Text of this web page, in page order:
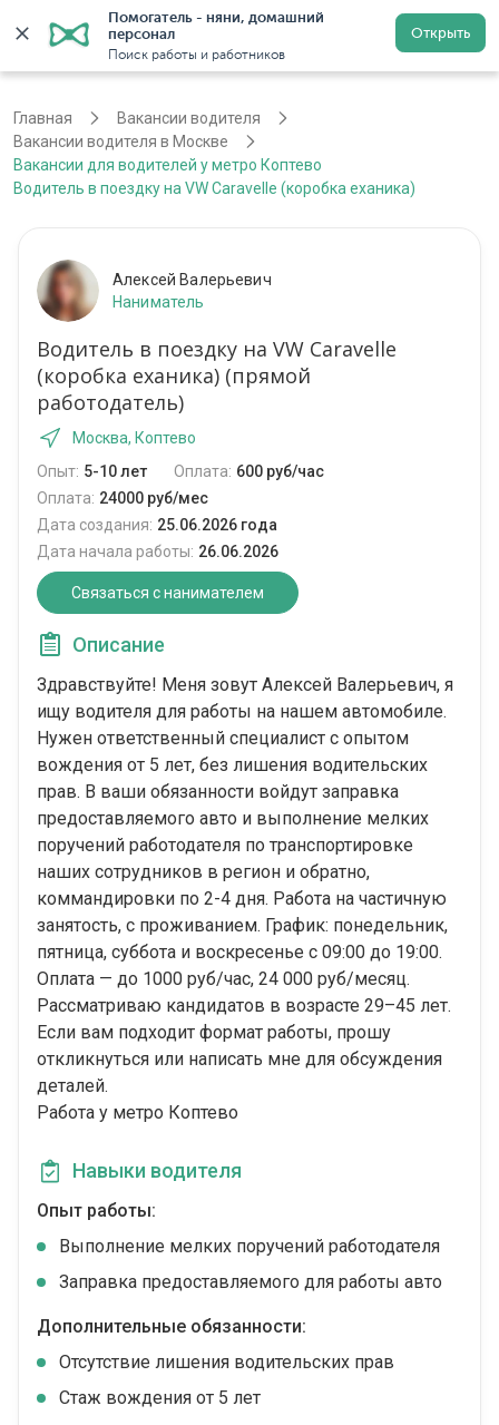
Помогатель - няни, домашний
персонал
Поиск работы и работников
Открыть
Регистрация
Главная
Вакансии водителя
Вакансии водителя в Москве
Вакансии для водителей у метро Коптево
Водитель в поездку на VW Caravelle (коробка еханика)
Алексей Валерьевич
Наниматель
Водитель в поездку на VW Caravelle
(коробка еханика) (прямой
работодатель)
Москва, Коптево
Опыт: 5-10 лет Оплата: 600 руб/час
Оплата: 24000 руб/мес
Дата создания: 25.06.2026 года
Дата начала работы: 26.06.2026
Связаться с нанимателем
Описание
Здравствуйте! Меня зовут Алексей Валерьевич, я
ищу водителя для работы на нашем автомобиле.
Нужен ответственный специалист с опытом
вождения от 5 лет, без лишения водительских
прав. В ваши обязанности войдут заправка
предоставляемого авто и выполнение мелких
поручений работодателя по транспортировке
наших сотрудников в регион и обратно,
коммандировки по 2-4 дня. Работа на частичную
занятость, с проживанием. График: понедельник,
пятница, суббота и воскресенье с 09:00 до 19:00.
Оплата — до 1000 руб/час, 24 000 руб/месяц.
Рассматриваю кандидатов в возрасте 29–45 лет.
Если вам подходит формат работы, прошу
откликнуться или написать мне для обсуждения
деталей.
Работа у метро Коптево
Навыки водителя
Опыт работы:
Выполнение мелких поручений работодателя
Заправка предоставляемого для работы авто
Дополнительные обязанности:
Отсутствие лишения водительских прав
Стаж вождения от 5 лет